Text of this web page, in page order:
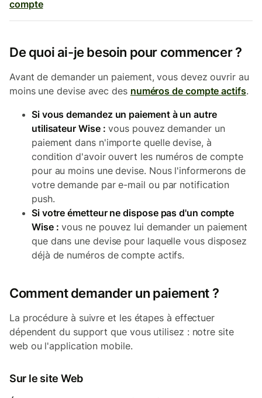
compte
De quoi ai-je besoin pour commencer ?
Avant de demander un paiement, vous devez ouvrir au
moins une devise avec des numéros de compte actifs.
Si vous demandez un paiement à un autre
utilisateur Wise : vous pouvez demander un
paiement dans n'importe quelle devise, à
condition d'avoir ouvert les numéros de compte
pour au moins une devise. Nous l'informerons de
votre demande par e-mail ou par notification
push.
Si votre émetteur ne dispose pas d'un compte
Wise : vous ne pouvez lui demander un paiement
que dans une devise pour laquelle vous disposez
déjà de numéros de compte actifs.
Comment demander un paiement ?
La procédure à suivre et les étapes à effectuer
dépendent du support que vous utilisez : notre site
web ou l'application mobile.
Sur le site Web